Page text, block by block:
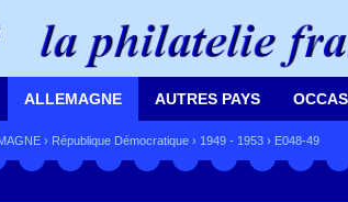
ALLEMAGNE AUTRES PAYS
› République Démocratique › 1949 - 1953 › E048-49